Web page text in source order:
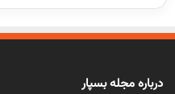
درباره مجله بسپار